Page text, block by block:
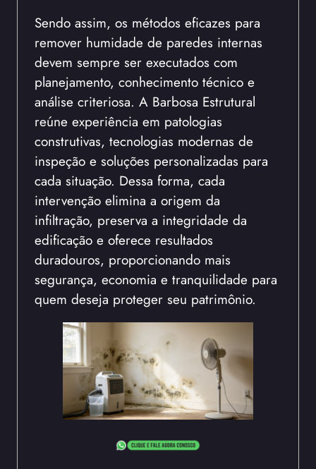
Sendo assim, os métodos eficazes para
remover humidade de paredes internas
devem sempre ser executados com
planejamento, conhecimento técnico e
análise criteriosa. A Barbosa Estrutural
reúne experiência em patologias
construtivas, tecnologias modernas de
inspeção e soluções personalizadas para
cada situação. Dessa forma, cada
intervenção elimina a origem da
infiltração, preserva a integridade da
edificação e oferece resultados
duradouros, proporcionando mais
segurança, economia e tranquilidade para
quem deseja proteger seu patrimônio.